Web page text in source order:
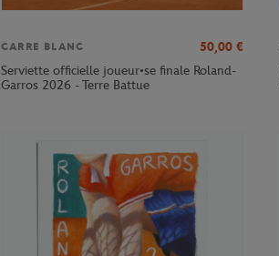
CARRE BLANC 50,00 €
Serviette officielle joueur•se finale Roland-
Garros 2026 - Terre Battue